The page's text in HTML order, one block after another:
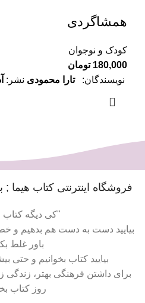
همشاگردی
کودک و نوجوان
180,000 تومان
نویسندگان:
تارا‌ محمودی نشر:
فروشگاه اینترنتی کتاب هیما
"کی دیگه
بیایید دست به دست هم بدهیم و خط
باور غلط
بیایید کتاب بخوانیم و حتی
برای داشتن فرهنگی بهتر، زندگی
روز کتاب